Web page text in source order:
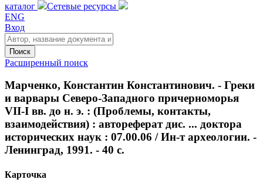
каталог
Сетевые ресурсы
ENG
Вход
Поиск
Расширенный поиск
Марченко, Константин Константинович. - Греки
и варвары Северо-Западного причерноморья
VII-I вв. до н. э. : (Проблемы, контакты,
взаимодействия) : автореферат дис. ... доктора
исторических наук : 07.00.06 / Ин-т археологии. -
Ленинград, 1991. - 40 с.
Карточка